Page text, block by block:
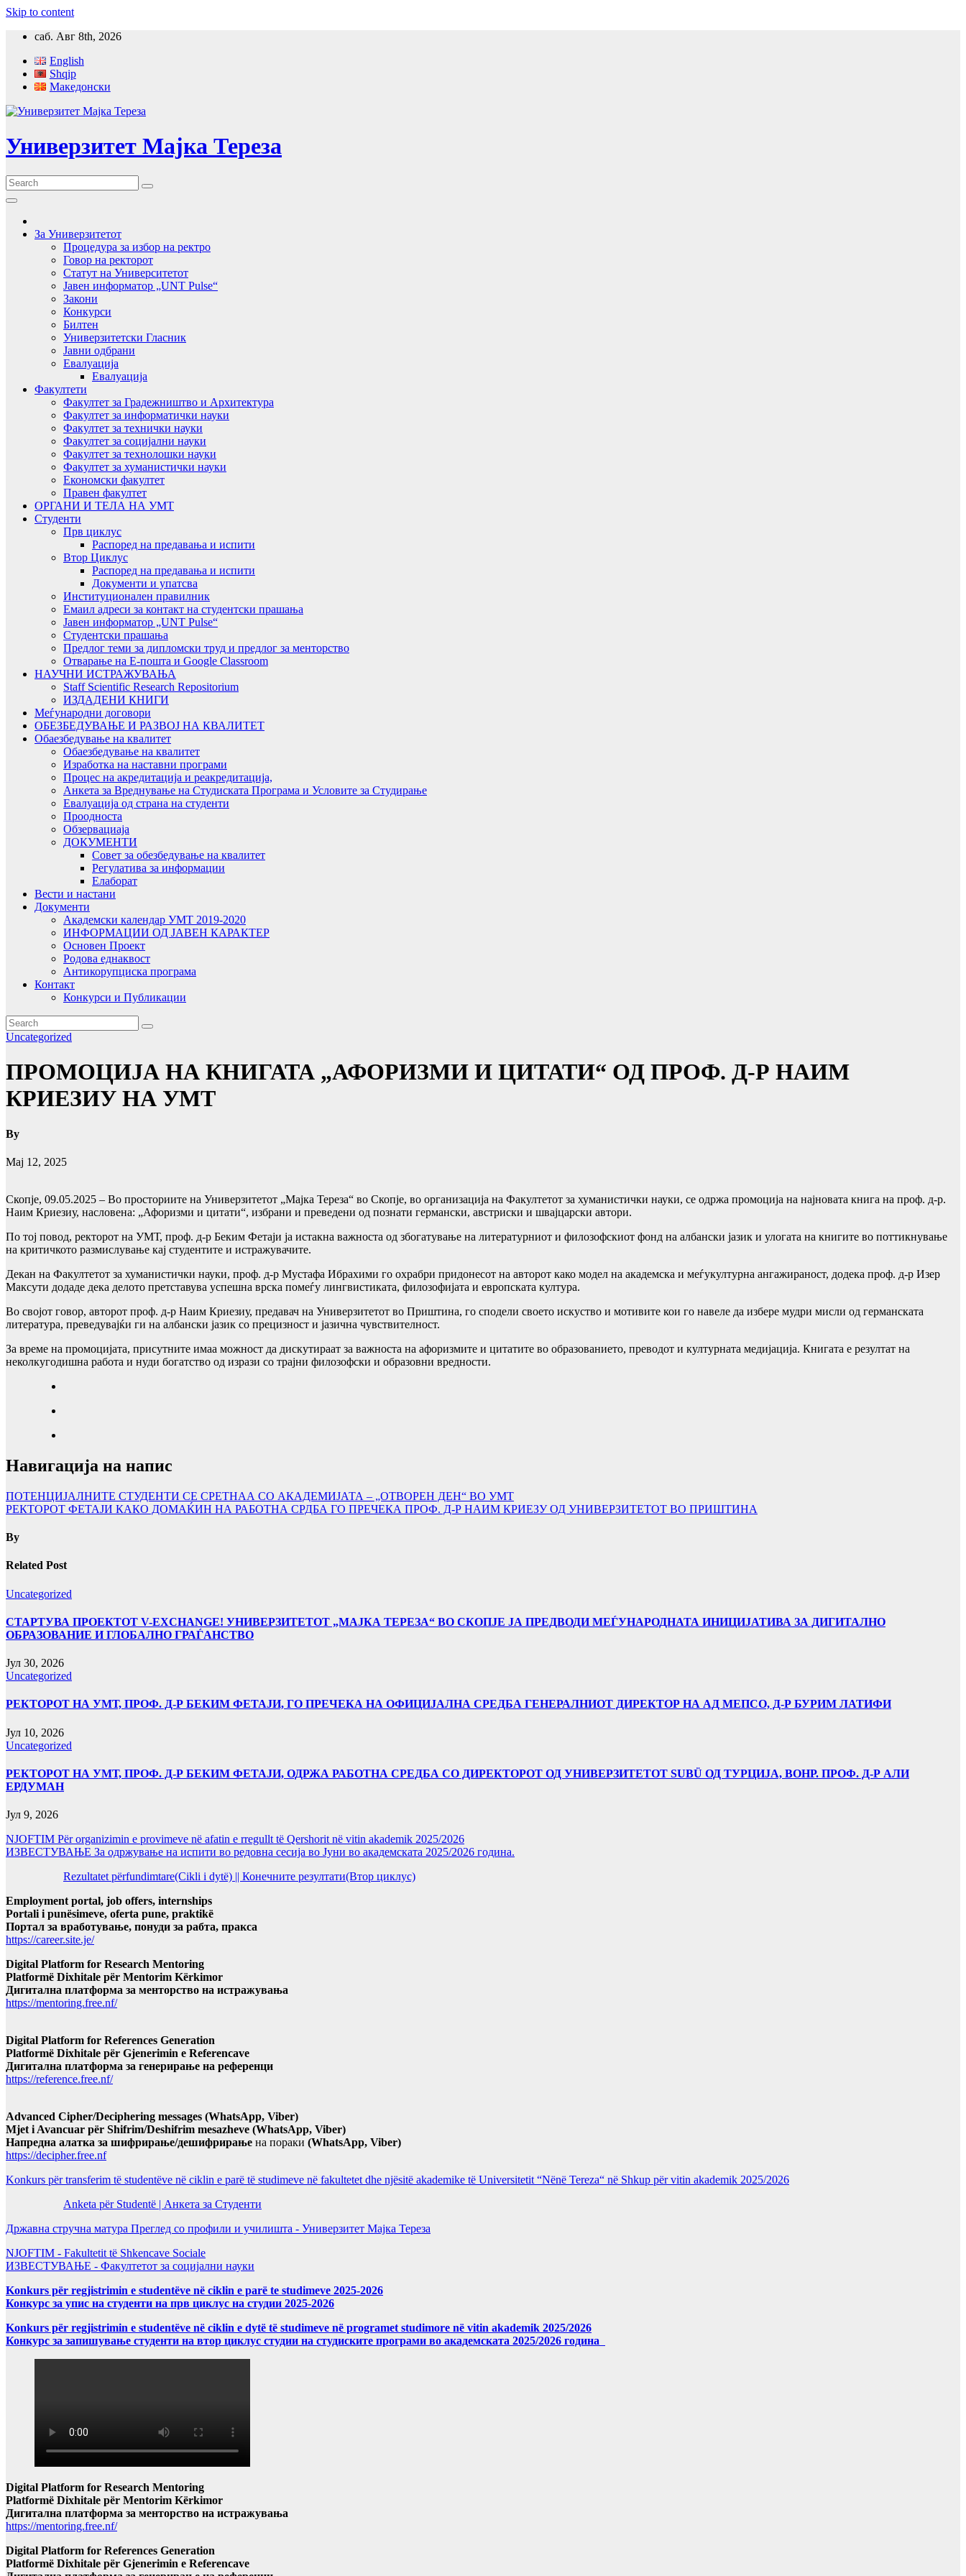
Skip to content
саб. Авг 8th, 2026
English
Shqip
Македонски
Универзитет Мајка Тереза
За Универзитетот
Процедура за избор на ректро
Говор на ректорот
Статут на Университетот
Јавен информатор „UNT Pulse“
Закони
Конкурси
Билтен
Универзитетски Гласник
Јавни одбрани
Евалуација
Евалуација
Факултети
Факултет за Градежништво и Архитектура
Факултет за информатички науки
Факултет за технички науки
Факултет за социјални науки
Факултет за технолошки науки
Факултет за хуманистички науки
Економски факултет
Правен факултет
ОРГАНИ И ТЕЛА НА УМТ
Студенти
Прв циклус
Распоред на предавањa и испити
Втор Циклус
Распоред на предавањa и испити
Документи и упатсва
Институционален правилник
Емаил адреси за контакт на студентски прашања
Јавен информатор „UNT Pulse“
Студентски прашања
Предлог теми за дипломски труд и предлог за менторство
Отварање на Е-пошта и Google Classroom
НАУЧНИ ИСТРАЖУВАЊА
Staff Scientific Research Repositorium
ИЗДАДЕНИ КНИГИ
Меѓународни договори
ОБЕЗБЕДУВАЊЕ И РАЗВОЈ НА КВАЛИТЕТ
Обаезбедување на квалитет
Обаезбедување на квалитет
Изработка на наставни програми
Процес на акредитација и реакредитација,
Анкета за Вреднување на Студиската Програма и Условите за Студирање
Евалуација од страна на студенти
Проодноста
Обзервациаја
ДОКУМЕНТИ
Совет за обезбедување на квалитет
Регулатива за информации
Елаборат
Вести и настани
Документи
Академски календар УМТ 2019-2020
ИНФОРМАЦИИ ОД ЈАВЕН КАРАКТЕР
Основен Проект
Родова еднаквост
Антикорупциска програма
Контакт
Конкурси и Публикации
Uncategorized
ПРОМОЦИЈА НА КНИГАТА „АФОРИЗМИ И ЦИТАТИ“ ОД ПРОФ. Д-Р НАИМ
КРИЕЗИУ НА УМТ
By
Мај 12, 2025
Скопје, 09.05.2025 – Во просториите на Универзитетот „Мајка Тереза“ во Скопјe, во организација на Факултетот за хуманистички науки, се одржа промоција на најновата книга на проф. д-р.
Наим Криезиу, насловена: „Афоризми и цитати“, избрани и преведени од познати германски, австриски и швајцарски автори.
По тој повод, ректорот на УМТ, проф. д-р Беким Фетаји ја истакна важноста од збогатување на литературниот и филозофскиот фонд на албански јазик и улогата на книгите во поттикнување
на критичкото размислување кај студентите и истражувачите.
Декан на Факултетот за хуманистички науки, проф. д-р Мустафа Ибрахими го охрабри придонесот на авторот како модел на академска и меѓукултурна ангажираност, додека проф. д-р Изер
Максути додаде дека делото претставува успешна врска помеѓу лингвистиката, филозофијата и европската култура.
Во својот говор, авторот проф. д-р Наим Криезиу, предавач на Универзитетот во Приштина, го сподели своето искуство и мотивите кои го навеле да избере мудри мисли од германската
литература, преведувајќи ги на албански јазик со прецизност и јазична чувствителност.
За време на промоцијата, присутните имаа можност да дискутираат за важноста на афоризмите и цитатите во образованието, преводот и културната медијација. Книгата е резултат на
неколкугодишна работа и нуди богатство од изрази со трајни филозофски и образовни вредности.
Навигација на напис
ПОТЕНЦИЈАЛНИТЕ СТУДЕНТИ СЕ СРЕТНАА СО АКАДЕМИЈАТА – „ОТВОРЕН ДЕН“ ВО УМТ
РЕКТОРОТ ФЕТАЈИ КАКО ДОМАЌИН НА РАБОТНА СРДБА ГО ПРЕЧЕКА ПРОФ. Д-Р НАИМ КРИЕЗУ ОД УНИВЕРЗИТЕТОТ ВО ПРИШТИНА
By
Related Post
Uncategorized
СТАРТУВА ПРОЕКТОТ V-EXCHANGE! УНИВЕРЗИТЕТОТ „МАЈКА ТЕРЕЗА“ ВО СКОПЈЕ ЈА ПРЕДВОДИ МЕЃУНАРОДНАТА ИНИЦИЈАТИВА ЗА ДИГИТАЛНО
ОБРАЗОВАНИЕ И ГЛОБАЛНО ГРАЃАНСТВО
Јул 30, 2026
Uncategorized
РЕКТОРОТ НА УМТ, ПРОФ. Д-Р БЕКИМ ФЕТАЈИ, ГО ПРЕЧЕКА НА ОФИЦИЈАЛНА СРЕДБА ГЕНЕРАЛНИОТ ДИРЕКТОР НА АД МЕПСО, Д-Р БУРИМ ЛАТИФИ
Јул 10, 2026
Uncategorized
РЕКТОРОТ НА УМТ, ПРОФ. Д-Р БЕКИМ ФЕТАЈИ, ОДРЖА РАБОТНА СРЕДБА СО ДИРЕКТОРОТ ОД УНИВЕРЗИТЕТОТ SUBÜ ОД ТУРЦИЈА, ВОНР. ПРОФ. Д-Р АЛИ
ЕРДУМАН
Јул 9, 2026
NJOFTIM Për organizimin e provimeve në afatin e rregullt të Qershorit në vitin akademik 2025/2026
ИЗВЕСТУВАЊЕ За одржување на испити во редовна сесија во Јуни во академската 2025/2026 година.
Rezultatet përfundimtare(Cikli i dytë) || Конечните резултати(Втор циклус)
Employment portal, job offers, internships
Portali i punësimeve, oferta pune, praktikë
Портал за вработување, понуди за рабта, пракса
https://career.site.je/
Digital Platform for Research Mentoring
Platformë Dixhitale për Mentorim Kërkimor
Дигитална платформа за менторство на истражувања
https://mentoring.free.nf/
Digital Platform for References Generation
Platformë Dixhitale për Gjenerimin e Referencave
Дигитална платформа за генерирање на референци
https://reference.free.nf/
Advanced Cipher/Deciphering messages (WhatsApp, Viber)
Mjet i Avancuar për Shifrim/Deshifrim mesazheve (WhatsApp, Viber)
Напредна алатка за шифрирање/дешифрирање на пораки (WhatsApp, Viber)
https://decipher.free.nf
Konkurs për transferim të studentëve në ciklin e parë të studimeve në fakultetet dhe njësitë akademike të Universitetit “Nënë Tereza“ në Shkup për vitin akademik 2025/2026
Anketa për Studentë | Анкета за Студенти
Државна стручна матура Преглед со профили и училишта - Универзитет Мајка Тереза
NJOFTIM - Fakultetit të Shkencave Sociale
ИЗВЕСТУВАЊЕ - Факултетот за социјални науки
Konkurs për regjistrimin e studentëve në ciklin e parë te studimeve 2025-2026
Конкурс за упис на студенти на прв циклус на студии 2025-2026
Konkurs për regjistrimin e studentëve në ciklin e dytë të studimeve në programet studimore në vitin akademik 2025/2026
Конкурс за запишување студенти на втор циклус студии на студиските програми во академската 2025/2026 година
Digital Platform for Research Mentoring
Platformë Dixhitale për Mentorim Kërkimor
Дигитална платформа за менторство на истражувања
https://mentoring.free.nf/
Digital Platform for References Generation
Platformë Dixhitale për Gjenerimin e Referencave